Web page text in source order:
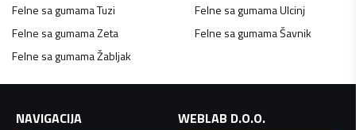
Felne sa gumamaTuzi Felne sa gumamaUlcinj
Felne sa gumamaZeta Felne sa gumamaŠavnik
Felne sa gumamaŽabljak
NAVIGACIJA
WEBLAB D.O.O.